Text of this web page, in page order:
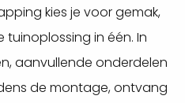
kies je voor gemak,
in één. In
aanvullende onderdelen
de montage, ontvang